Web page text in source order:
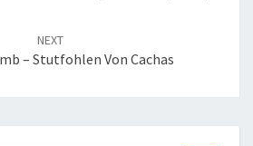
NEXT
– Stutfohlen Von Cachas